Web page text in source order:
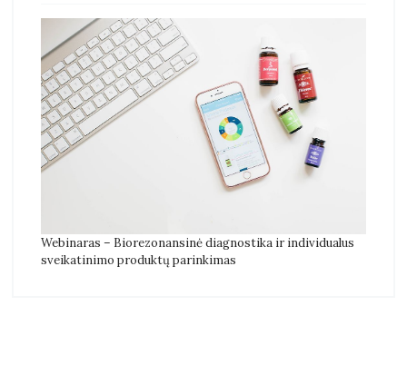
Webinaras – Biorezonansinė diagnostika ir individualus
sveikatinimo produktų parinkimas